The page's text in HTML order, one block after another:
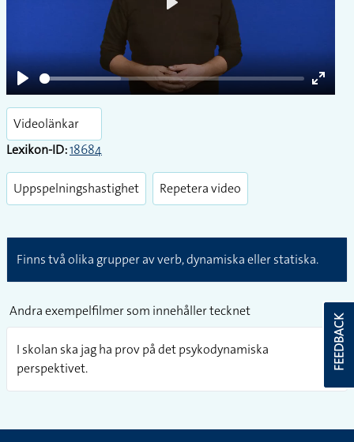
Play
Enter
Videolänkar
Lexikon-ID:18684
Uppspelningshastighet Repetera video
Finns två olika grupper av verb, dynamiska eller statiska.
Andra exempelfilmer som innehåller tecknet
I skolan ska jag ha prov på det psykodynamiska
perspektivet.
FEEDBACK